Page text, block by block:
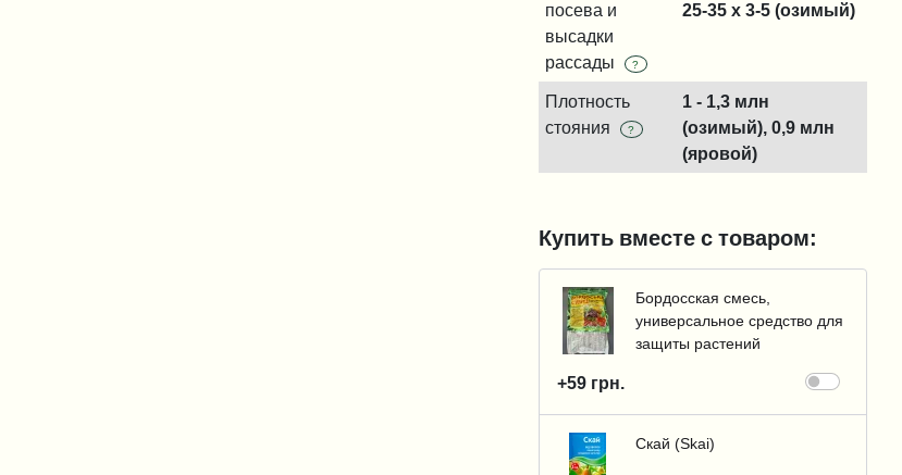
посева и
высадки
рассады
?
25-35 x 3-5 (озимый)
Плотность
стояния
?
1 - 1,3 млн
(озимый), 0,9 млн
(яровой)
Купить вместе с товаром:
Бордосская смесь,
универсальное средство для
защиты растений
+59 грн.
Скай (Skai)